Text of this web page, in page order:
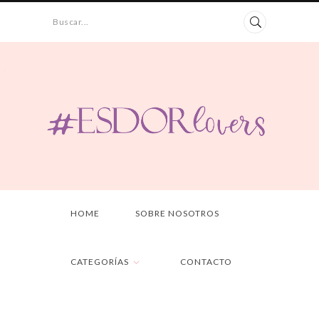
Buscar...
HOME SOBRE NOSOTROS
CATEGORÍAS CONTACTO